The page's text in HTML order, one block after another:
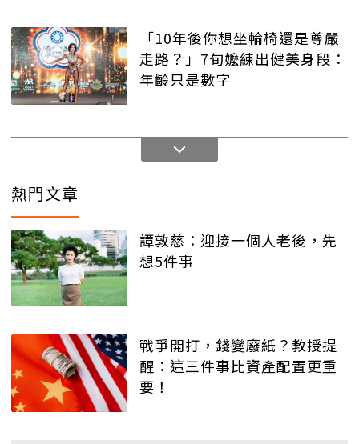
「10年後你想坐輪椅還是尊嚴
走路？」7旬嬤練出健美身段：
年齡只是數字
熱門文章
譚敦慈：迎接一個人老後，先
想5件事
戰爭開打，錢變廢紙？教授提
醒：這三件事比資產配置更重
要！